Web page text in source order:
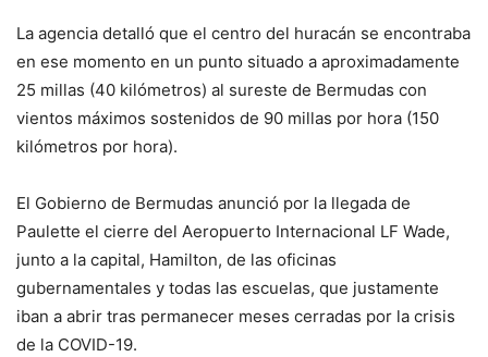
La agencia detalló que el centro del huracán se encontraba
en ese momento en un punto situado a aproximadamente
25 millas (40 kilómetros) al sureste de Bermudas con
vientos máximos sostenidos de 90 millas por hora (150
kilómetros por hora).
El Gobierno de Bermudas anunció por la llegada de
Paulette el cierre del Aeropuerto Internacional LF Wade,
junto a la capital, Hamilton, de las oficinas
gubernamentales y todas las escuelas, que justamente
iban a abrir tras permanecer meses cerradas por la crisis
de la COVID-19.